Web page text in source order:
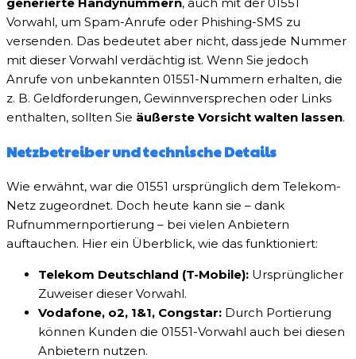
Vorwahl, um Spam-Anrufe oder Phishing-SMS zu
versenden. Das bedeutet aber nicht, dass jede Nummer
mit dieser Vorwahl verdächtig ist. Wenn Sie jedoch
Anrufe von unbekannten 01551-Nummern erhalten, die
z. B. Geldforderungen, Gewinnversprechen oder Links
enthalten, sollten Sie äußerste Vorsicht walten lassen.
Netzbetreiber und technische Details
Wie erwähnt, war die 01551 ursprünglich dem Telekom-
Netz zugeordnet. Doch heute kann sie – dank
Rufnummernportierung – bei vielen Anbietern
auftauchen. Hier ein Überblick, wie das funktioniert:
Telekom Deutschland (T-Mobile): Ursprünglicher
Zuweiser dieser Vorwahl.
Vodafone, o2, 1&1, Congstar: Durch Portierung
können Kunden die 01551-Vorwahl auch bei diesen
Anbietern nutzen.